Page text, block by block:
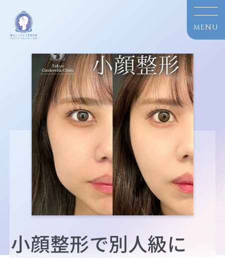
小顔整形で別人級に